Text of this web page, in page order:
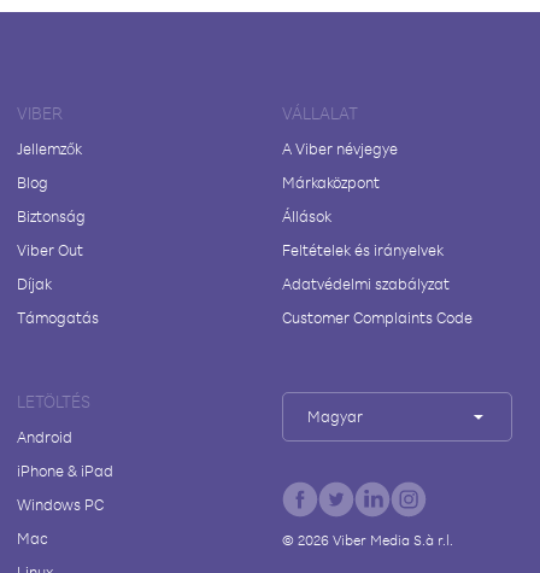
VIBER
Jellemzők
Blog
Biztonság
Viber Out
Díjak
Támogatás
VÁLLALAT
A Viber névjegye
Márkaközpont
Állások
Feltételek és irányelvek
Adatvédelmi szabályzat
Customer Complaints Code
LETÖLTÉS
Android
iPhone & iPad
Windows PC
Mac
Magyar
© 2026Viber Media S.à r.l.